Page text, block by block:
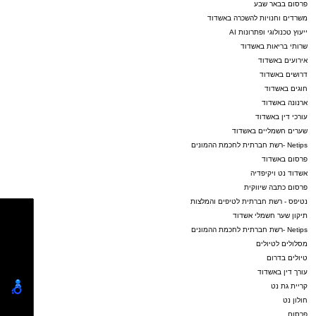
פרסום בבאר שבע
משרדים וחנויות להשכרה באשדוד
ייעוץ טכנולוגי ופתרונות AI
שרותי בריאות באשדוד
אירועים באשדוד
דרושים באשדוד
חוגים באשדוד
ארנונה באשדוד
עורכי דין באשדוד
שערים חשמליים באשדוד
Netips -רשת חברתית לחכמת ההמונים
פרסום באשדוד
אשדוד נט ויקיפדיה
פרסום כתבה שיווקית
נטיפס - רשת חברתית לטיפים והמלצות
תיקון שער חשמלי אשדוד
Netips -רשת חברתית לחכמת ההמונים
מסלולים לטיולים
טיולים בדרום
עורך דין באשדוד
קריית גת נט
חולון נט
פרסום